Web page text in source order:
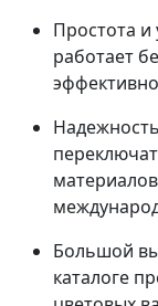
Простота
работает
Большой
каталоге